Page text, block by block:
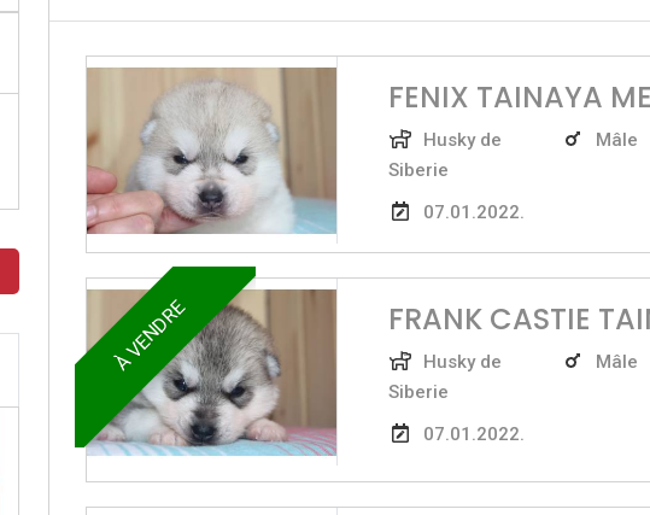
FENIX TAINAYA
Husky de
Siberie
07.01.2022.
Mâle
À VENDRE FRANK CASTIE
Husky de
Siberie
07.01.2022.
Mâle